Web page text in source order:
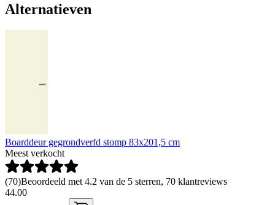
Alternatieven
Boarddeur gegrondverfd stomp 83x201,5 cm
Meest verkocht
(70)Beoordeeld met 4.2 van de 5 sterren, 70 klantreviews
44.00